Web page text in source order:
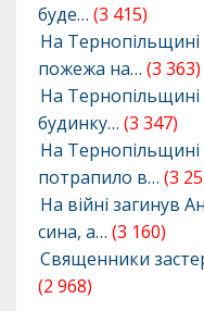
буде… (3 415)
На
пожежа на… (3 363)
На Тернопільщині
будинку… (3 347)
На
потрапило в… (3
На війні загинув
сина, а… (3 160)
Священники
(2 968)